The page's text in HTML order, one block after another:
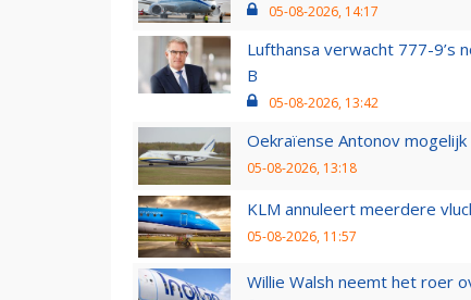
05-08-2026, 14:17
Lufthansa verwacht 777-9’s
B
05-08-2026, 13:42
Oekraïense Antonov
05-08-2026, 13:18
KLM annuleert meerdere
05-08-2026, 11:57
Willie Walsh neemt het roer